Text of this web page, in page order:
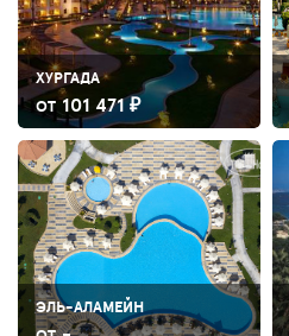
ХУРГАДА
ОТ 101 471 ₽
ЭЛЬ-АЛАМЕЙН